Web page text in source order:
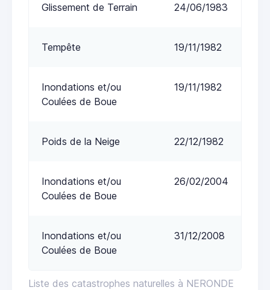
Liste des catastrophes naturelles à NERONDE
Glissement de Terrain 24/06/1983
Tempête 19/11/1982
Inondations et/ou
Coulées de Boue
19/11/1982
Poids de la Neige 22/12/1982
Inondations et/ou
Coulées de Boue
26/02/2004
Inondations et/ou
Coulées de Boue
31/12/2008